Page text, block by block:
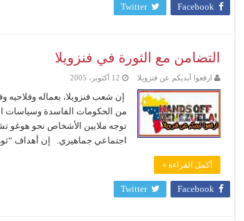
Facebook
Twitter
التضامن مع الثورة في فنزويلا
ارفعوا أيديكم عن فنزويلا 12 أكتوبر، 2005
إن شعب فنزويلا، بعماله
من الحكومات الفاسدة وسياسات
اجتماعي جماهيري. إن أهداف
أكمل القراءة »
Facebook
Twitter